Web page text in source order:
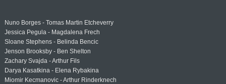
Nuno Borges - Tomas Martin Etcheverry
Jessica Pegula - Magdalena Frech
Sloane Stephens - Belinda Bencic
Jenson Brooksby - Ben Shelton
Zachary Svajda - Arthur Fils
Darya Kasatkina - Elena Rybakina
Miomir Kecmanovic - Arthur Rinderknech